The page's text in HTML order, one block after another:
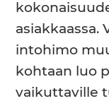
asiakkaassa.
intohimo
kohtaan luo
vaikuttaville